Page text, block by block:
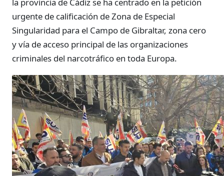
urgente de calificación de Zona de Especial
Singularidad para el Campo de Gibraltar, zona cero
y vía de acceso principal de las organizaciones
criminales del narcotráfico en toda Europa.